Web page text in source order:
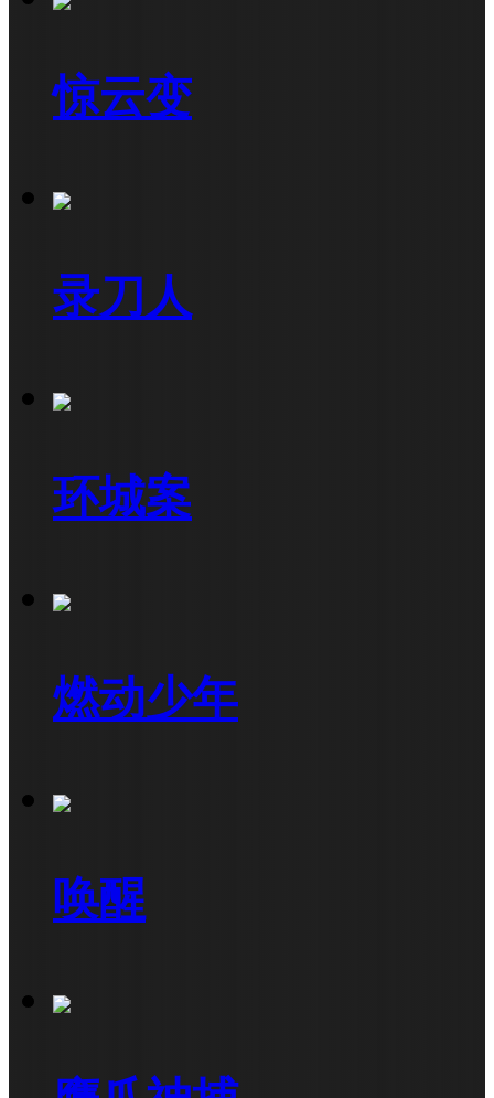
惊云变
录刀人
环城案
燃动少年
唤醒